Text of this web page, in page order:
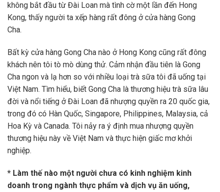
không bắt đầu từ Đài Loan mà tình cờ một lần đến Hong
Kong, thấy người ta xếp hàng rất đông ở cửa hàng Gong
Cha.
Bất kỳ cửa hàng Gong Cha nào ở Hong Kong cũng rất đông
khách nên tôi tò mò dùng thử. Cảm nhận đầu tiên là Gong
Cha ngon và lạ hơn so với nhiều loại trà sữa tôi đã uống tại
Việt Nam. Tìm hiểu, biết Gong Cha là thương hiệu trà sữa lâu
đời và nổi tiếng ở Đài Loan đã nhượng quyền ra 20 quốc gia,
trong đó có Hàn Quốc, Singapore, Philippines, Malaysia, cả
Hoa Kỳ và Canada. Tôi nảy ra ý định mua nhượng quyền
thương hiệu này về Việt Nam và thực hiện giấc mơ khởi
nghiệp.
* Làm thế nào một người chưa có kinh nghiệm kinh
doanh trong ngành thực phẩm và dịch vụ ăn uống,